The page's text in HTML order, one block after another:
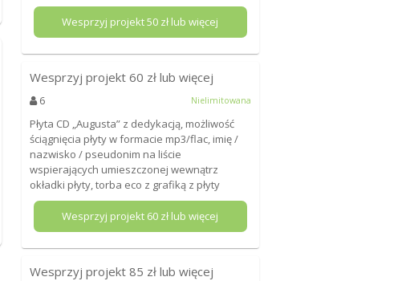
Wesprzyj projekt50 zł lub więcej
Wesprzyj projekt60 zł lub więcej
6 Nielimitowana
Płyta CD „Augusta” z dedykacją, możliwość
ściągnięcia płyty w formacie mp3/flac, imię /
nazwisko / pseudonim na liście
wspierających umieszczonej wewnątrz
okładki płyty, torba eco z grafiką z płyty
Wesprzyj projekt 60 zł lub więcej
Wesprzyj projekt85 zł lub więcej